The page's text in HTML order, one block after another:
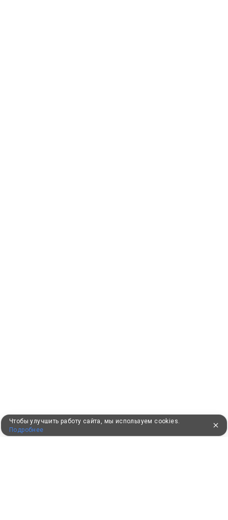
Чтобы улучшить работу сайта, мы используем cookies.
Подробнее